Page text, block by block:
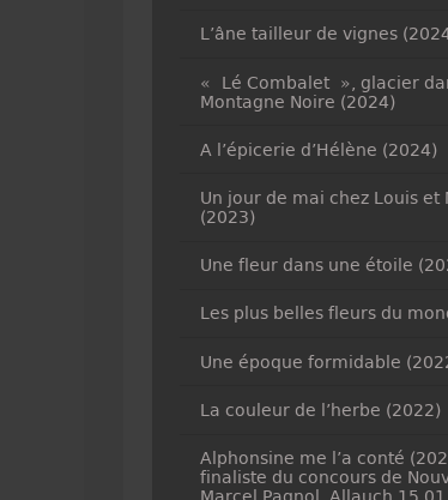
L’âne tailleur de vignes
« Lé Combalet », glacier
Montagne Noire (2024)
A l’épicerie d’Hélène (2024)
Un jour de mai chez Louis et
(2023)
Une fleur dans une étoile
Les plus belles fleurs du
Une époque formidable
La couleur de l’herbe (2022)
Alphonsine me l’a conté
finaliste du concours de